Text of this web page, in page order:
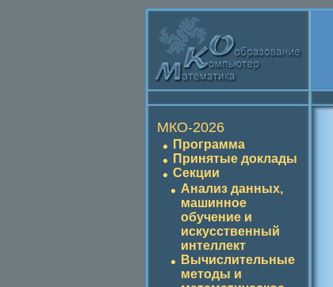
МКО-2026
Программа
Принятые доклады
Секции
Анализ данных,
машинное
обучение и
искусственный
интеллект
Вычислительные
методы и